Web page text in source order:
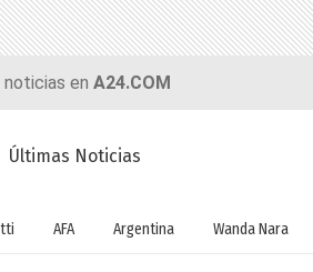
en A24.COM
Últimas Noticias
AFA Argentina Wanda Nara